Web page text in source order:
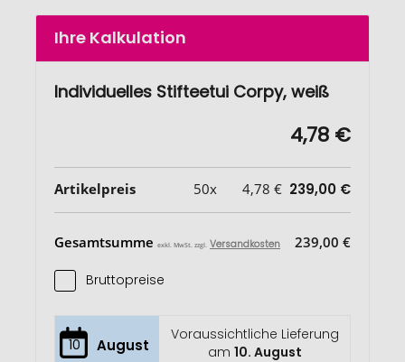
Ihre Kalkulation
Individuelles Stifteetui Corpy, weiß
4,78 €
Artikelpreis 50x 4,78 € 239,00 €
Gesamtsumme exkl. MwSt. zzgl. Versandkosten 239,00 €
Bruttopreise
10 August
Voraussichtliche Lieferung
am 10. August